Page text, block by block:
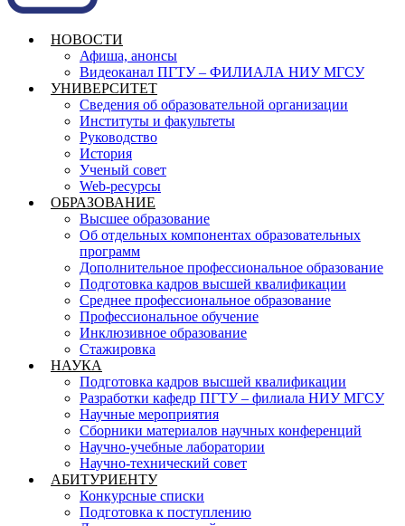
НОВОСТИ
Афиша, анонсы
Видеоканал ПГТУ – ФИЛИАЛА НИУ МГСУ
УНИВЕРСИТЕТ
Сведения об образовательной организации
Институты и факультеты
Руководство
История
Ученый совет
Web-ресурсы
ОБРАЗОВАНИЕ
Высшее образование
Об отдельных компонентах образовательных
программ
Дополнительное профессиональное образование
Подготовка кадров высшей квалификации
Среднее профессиональное образование
Профессиональное обучение
Инклюзивное образование
Стажировка
НАУКА
Подготовка кадров высшей квалификации
Разработки кафедр ПГТУ – филиала НИУ МГСУ
Научные мероприятия
Сборники материалов научных конференций
Научно-учебные лаборатории
Научно-технический совет
АБИТУРИЕНТУ
Конкурсные списки
Подготовка к поступлению